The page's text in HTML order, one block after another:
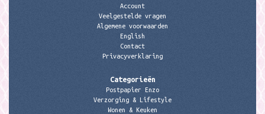
Account
Veelgestelde vragen
Algemene voorwaarden
English
Contact
Privacyverklaring
Categorieën
Postpapier Enzo
Verzorging & Lifestyle
Wonen & Keuken